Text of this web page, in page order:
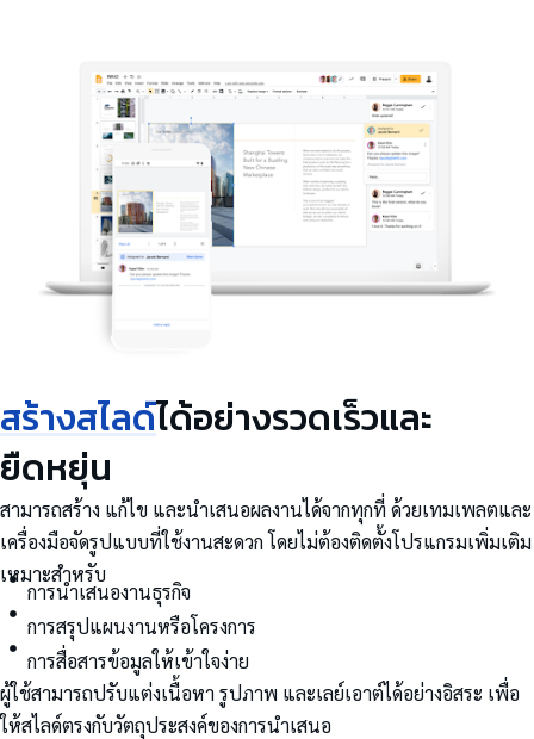
สร้างสไลด์ได้อย่างรวดเร็วและ
ยืดหยุ่น
สามารถสร้าง แก้ไข และนำเสนอผลงานได้จากทุกที่ ด้วยเทมเพลตและ
เครื่องมือจัดรูปแบบที่ใช้งานสะดวก โดยไม่ต้องติดตั้งโปรแกรมเพิ่มเติม
เหมาะสำหรับ
การนำเสนองานธุรกิจ
การสรุปแผนงานหรือโครงการ
การสื่อสารข้อมูลให้เข้าใจง่าย
ผู้ใช้สามารถปรับแต่งเนื้อหา รูปภาพ และเลย์เอาต์ได้อย่างอิสระ เพื่อ
ให้สไลด์ตรงกับวัตถุประสงค์ของการนำเสนอ